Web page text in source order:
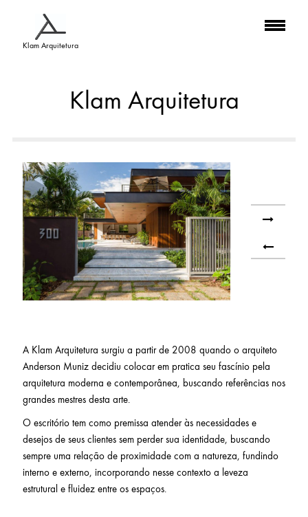
Klam Arquitetura
Klam Arquitetura
A Klam Arquitetura surgiu a partir de 2008 quando o arquiteto
Anderson Muniz decidiu colocar em pratica seu fascínio pela
arquitetura moderna e contemporânea, buscando referências nos
grandes mestres desta arte.
O escritório tem como premissa atender às necessidades e
desejos de seus clientes sem perder sua identidade, buscando
sempre uma relação de proximidade com a natureza, fundindo
interno e externo, incorporando nesse contexto a leveza
estrutural e fluidez entre os espaços.